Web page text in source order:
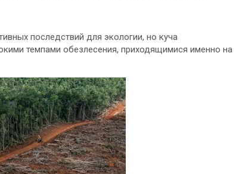
последствий для экологии, но куча
темпами обезлесения, приходящимися именно на